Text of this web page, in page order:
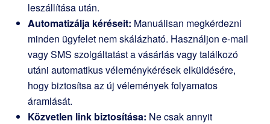
leszállítása után.
Automatizálja kéréseit: Manuálisan megkérdezni
minden ügyfelet nem skálázható. Használjon e-mail
vagy SMS szolgáltatást a vásárlás vagy találkozó
utáni automatikus véleménykérések elküldésére,
hogy biztosítsa az új vélemények folyamatos
áramlását.
Közvetlen link biztosítása: Ne csak annyit